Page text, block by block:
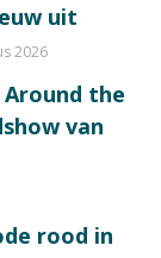
uit
2026
the
van
rood in